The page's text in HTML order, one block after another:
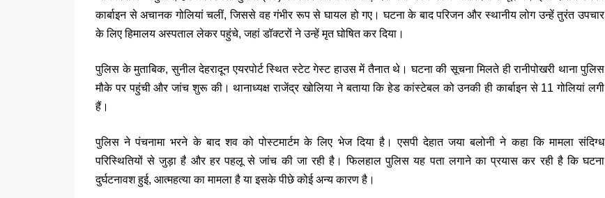
कार्बाइन से अचानक गोलियां चलीं, जिससे वह गंभीर रूप से घायल हो गए। घटना के बाद परिजन और स्थानीय लोग उन्हें तुरंत उपचार
के लिए हिमालय अस्पताल लेकर पहुंचे, जहां डॉक्टरों ने उन्हें मृत घोषित कर दिया।
पुलिस के मुताबिक, सुनील देहरादून एयरपोर्ट स्थित स्टेट गेस्ट हाउस में तैनात थे। घटना की सूचना मिलते ही रानीपोखरी थाना पुलिस
मौके पर पहुंची और जांच शुरू की। थानाध्यक्ष राजेंद्र खोलिया ने बताया कि हेड कांस्टेबल को उनकी ही कार्बाइन से 11 गोलियां लगी
हैं।
पुलिस ने पंचनामा भरने के बाद शव को पोस्टमार्टम के लिए भेज दिया है। एसपी देहात जया बलोनी ने कहा कि मामला संदिग्ध
परिस्थितियों से जुड़ा है और हर पहलू से जांच की जा रही है। फिलहाल पुलिस यह पता लगाने का प्रयास कर रही है कि घटना
दुर्घटनावश हुई, आत्महत्या का मामला है या इसके पीछे कोई अन्य कारण है।